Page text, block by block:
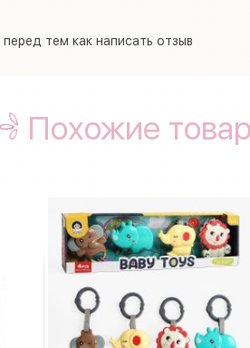
перед тем как написать отзыв
Похожие